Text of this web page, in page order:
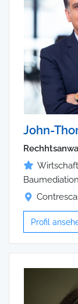
John-
Baumediation
Profil